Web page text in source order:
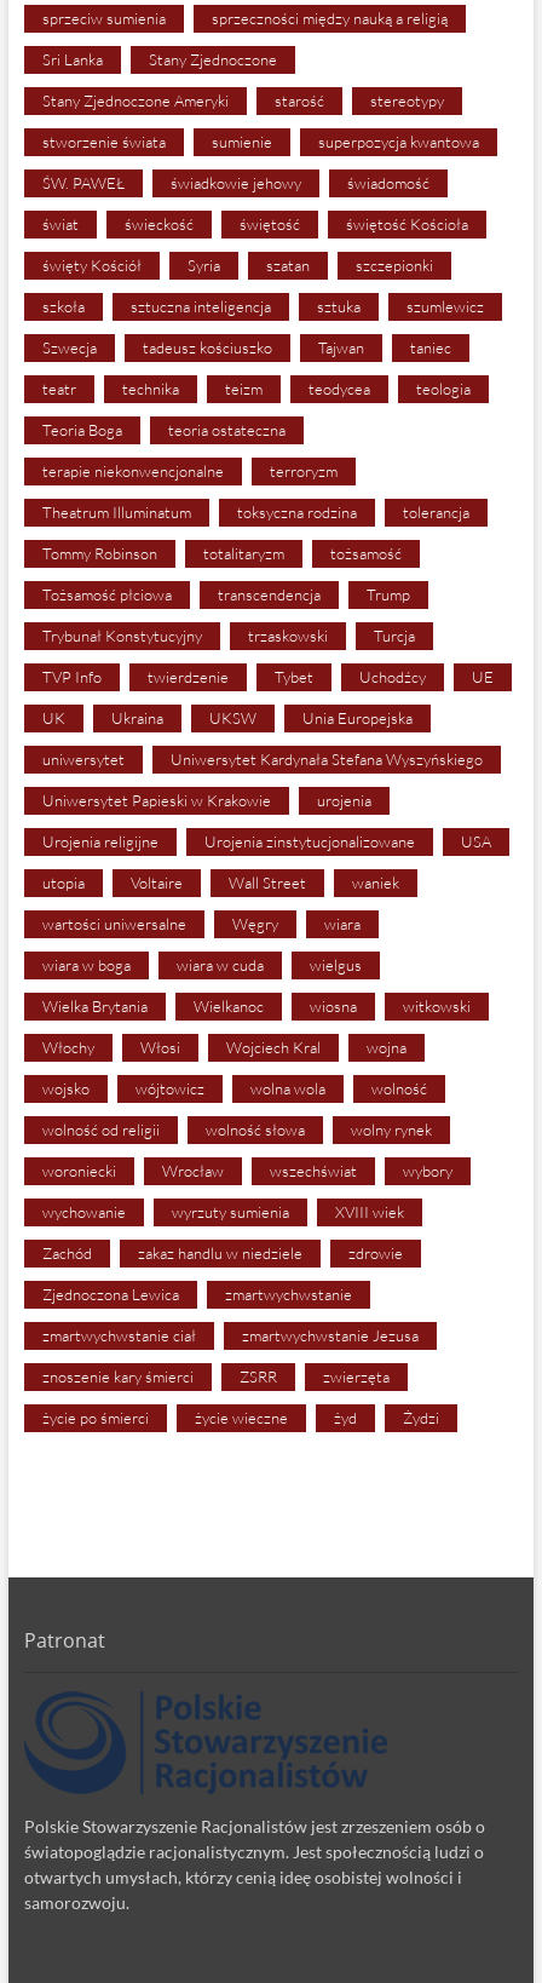
sprzeciw sumienia sprzeczności między nauką a religią
Sri Lanka Stany Zjednoczone
Stany Zjednoczone Ameryki starość stereotypy
stworzenie świata sumienie superpozycja kwantowa
ŚW. PAWEŁ świadkowie jehowy świadomość
świat świeckość świętość świętość Kościoła
święty Kościół Syria szatan szczepionki
szkoła sztuczna inteligencja sztuka szumlewicz
Szwecja tadeusz kościuszko Tajwan taniec
teatr technika teizm teodycea teologia
Teoria Boga teoria ostateczna
terapie niekonwencjonalne terroryzm
Theatrum Illuminatum toksyczna rodzina tolerancja
Tommy Robinson totalitaryzm tożsamość
Tożsamość płciowa transcendencja Trump
Trybunał Konstytucyjny trzaskowski Turcja
TVP Info twierdzenie Tybet Uchodźcy UE
UK Ukraina UKSW Unia Europejska
uniwersytet Uniwersytet Kardynała Stefana Wyszyńskiego
Uniwersytet Papieski w Krakowie urojenia
Urojenia religijne Urojenia zinstytucjonalizowane USA
utopia Voltaire Wall Street waniek
wartości uniwersalne Węgry wiara
wiara w boga wiara w cuda wielgus
Wielka Brytania Wielkanoc wiosna witkowski
Włochy Włosi Wojciech Kral wojna
wojsko wójtowicz wolna wola wolność
wolność od religii wolność słowa wolny rynek
woroniecki Wrocław wszechświat wybory
wychowanie wyrzuty sumienia XVIII wiek
Zachód zakaz handlu w niedziele zdrowie
Zjednoczona Lewica zmartwychwstanie
zmartwychwstanie ciał zmartwychwstanie Jezusa
znoszenie kary śmierci ZSRR zwierzęta
życie po śmierci życie wieczne żyd Żydzi
Patronat
Polskie Stowarzyszenie Racjonalistów jest zrzeszeniem osób o
światopoglądzie racjonalistycznym. Jest społecznością ludzi o
otwartych umysłach, którzy cenią ideę osobistej wolności i
samorozwoju.